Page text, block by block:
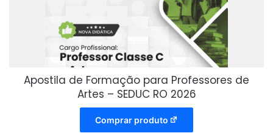
Apostila de Formação para Professores de
Artes – SEDUC RO 2026
Comprar produto